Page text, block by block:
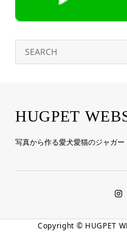
HUGPET
写真から作る愛犬愛猫のジャガ
Copyright © HUGPET